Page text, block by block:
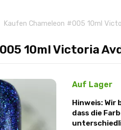
Kaufen Chameleon #005 10ml
10ml Victoria
Auf Lager
Hinweis:
dass die